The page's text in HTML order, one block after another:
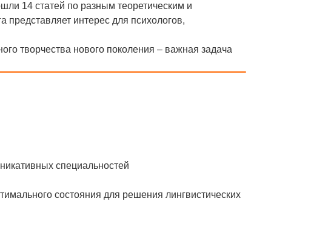
14 статей по разным теоретическим и
интерес для психологов,
творчества нового поколения – важная задача
специальностей
состояния для решения лингвистических